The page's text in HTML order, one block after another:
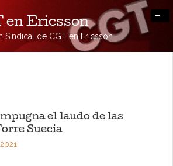
en Ericsson
Sindical de CGT en Ericsson
-
el laudo de las
Suecia